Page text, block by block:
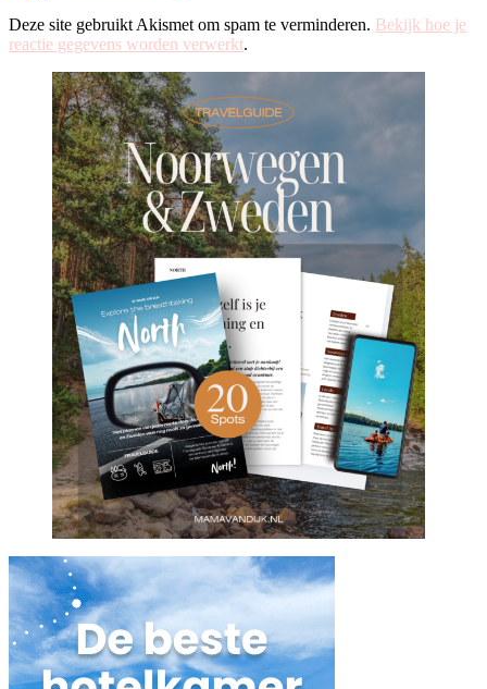
Deze site gebruikt Akismet om spam te verminderen. Bekijk hoe je
reactie gegevens worden verwerkt.